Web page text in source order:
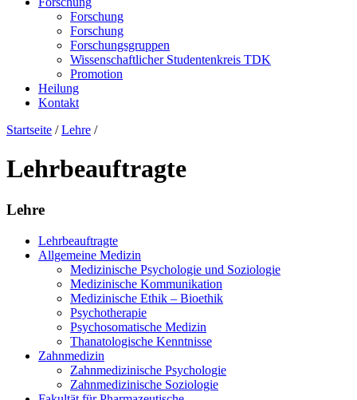
Forschung
Forschung
Forschungsgruppen
Wissenschaftlicher Studentenkreis TDK
Promotion
Heilung
Kontakt
Startseite / Lehre /
Lehrbeauftragte
Lehre
Lehrbeauftragte
Allgemeine Medizin
Medizinische Psychologie und Soziologie
Medizinische Kommunikation
Medizinische Ethik – Bioethik
Psychotherapie
Psychosomatische Medizin
Thanatologische Kenntnisse
Zahnmedizin
Zahnmedizinische Psychologie
Zahnmedizinische Soziologie